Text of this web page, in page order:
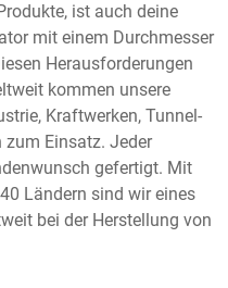
ist auch deine
mit einem Durchmesser
Herausforderungen
kommen unsere
Kraftwerken, Tunnel-
Einsatz. Jeder
gefertigt. Mit
Ländern sind wir eines
bei der Herstellung von